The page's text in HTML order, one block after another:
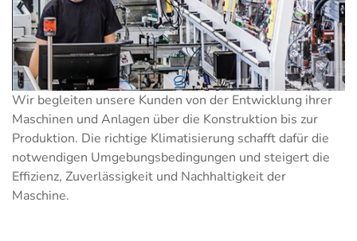
Wir begleiten unsere Kunden von der Entwicklung ihrer
Maschinen und Anlagen über die Konstruktion bis zur
Produktion. Die richtige Klimatisierung schafft dafür die
notwendigen Umgebungsbedingungen und steigert die
Effizienz, Zuverlässigkeit und Nachhaltigkeit der
Maschine.